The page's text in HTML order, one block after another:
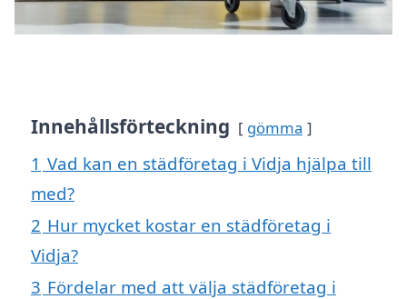
Innehållsförteckning gömma
1 Vad kan en städföretag i Vidja hjälpa till
med?
2 Hur mycket kostar en städföretag i
Vidja?
3 Fördelar med att välja städföretag i